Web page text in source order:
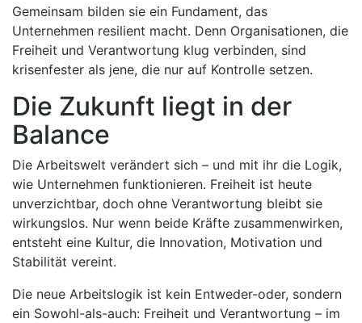
Gemeinsam bilden sie ein Fundament, das
Unternehmen resilient macht. Denn Organisationen, die
Freiheit und Verantwortung klug verbinden, sind
krisenfester als jene, die nur auf Kontrolle setzen.
Die Zukunft liegt in der
Balance
Die Arbeitswelt verändert sich – und mit ihr die Logik,
wie Unternehmen funktionieren. Freiheit ist heute
unverzichtbar, doch ohne Verantwortung bleibt sie
wirkungslos. Nur wenn beide Kräfte zusammenwirken,
entsteht eine Kultur, die Innovation, Motivation und
Stabilität vereint.
Die neue Arbeitslogik ist kein Entweder-oder, sondern
ein Sowohl-als-auch: Freiheit und Verantwortung – im